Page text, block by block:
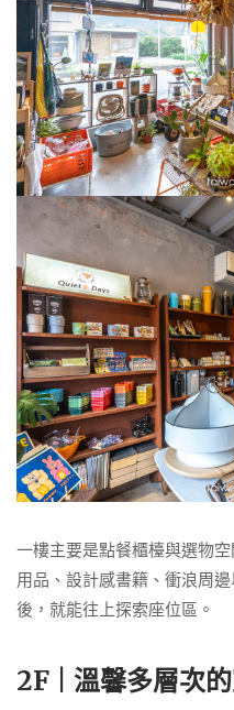
一樓主要是點餐櫃檯與選物
用品、設計感書籍、衝浪周
後，就能往上探索座位區。
2F | 溫馨多層次